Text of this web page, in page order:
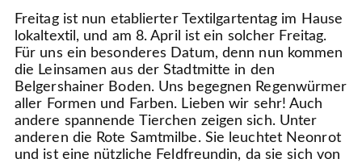
Freitag ist nun etablierter Textilgartentag im Hause
lokaltextil, und am 8. April ist ein solcher Freitag.
Für uns ein besonderes Datum, denn nun kommen
die Leinsamen aus der Stadtmitte in den
Belgershainer Boden. Uns begegnen Regenwürmer
aller Formen und Farben. Lieben wir sehr! Auch
andere spannende Tierchen zeigen sich. Unter
anderen die Rote Samtmilbe. Sie leuchtet Neonrot
und ist eine nützliche Feldfreundin, da sie sich von